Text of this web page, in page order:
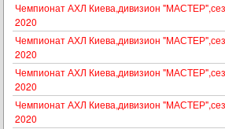
Чемпионат АХЛ Киева,дивизион
2020
Чемпионат АХЛ Киева,дивизион
2020
Чемпионат АХЛ Киева,дивизион
2020
Чемпионат АХЛ Киева,дивизион
2020